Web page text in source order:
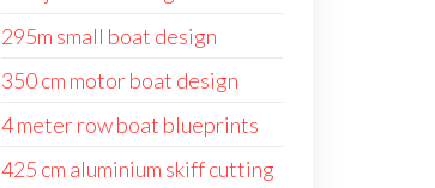
295m small boat design
350 cm motor boat design
4 meter row boat blueprints
425 cm aluminium skiff cutting